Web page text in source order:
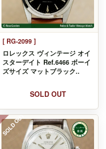
[ RG-2099 ]
ロレックス ヴィンテージ オイ
スターデイト Ref.6466 ボーイ
ズサイズ マットブラック..
SOLD OUT
SOLD OUT